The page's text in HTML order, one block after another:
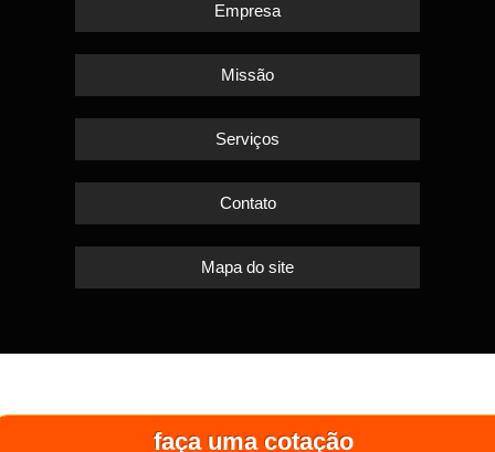
faça uma cotação
Empresa
Missão
Serviços
Contato
Mapa do site